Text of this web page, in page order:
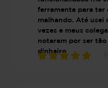
ferramenta para ter
malhando. Até usei
vezes e meus
notaram por ser tão
dinheiro